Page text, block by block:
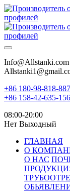
Info@Allstanki.com
+86 180-98-818-887
+86 158-42-635-156
08:00-20:00
Нет Выходный
ГЛАВНАЯ
О
О НАС